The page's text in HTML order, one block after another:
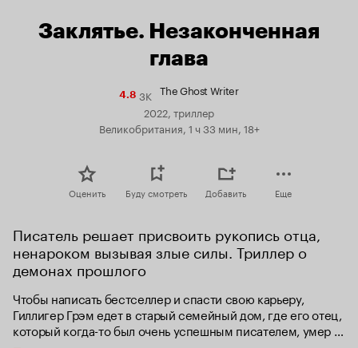
Заклятье. Незаконченная
глава
4.8Рейтинг
Кинопоиска
4.8
3K The Ghost Writer
2022, триллер
Великобритания, 1 ч 33 мин, 18+
Оценить Буду смотреть Добавить Еще
Писатель решает присвоить рукопись отца,
ненароком вызывая злые силы. Триллер о
демонах прошлого
Чтобы написать бестселлер и спасти свою карьеру,
Гиллигер Грэм едет в старый семейный дом, где его отец,
который когда-то был очень успешным писателем, умер